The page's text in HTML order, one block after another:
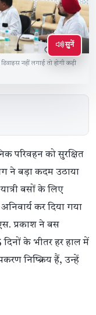
सुनें
नहीं लगाई तो होगी कड़ी
परिवहन को सुरक्षित
ने बड़ा कदम उठाया
बसों के लिए
कर दिया गया
प्रकाश ने बस
के भीतर हर हाल में
निष्क्रिय हैं, उन्हें